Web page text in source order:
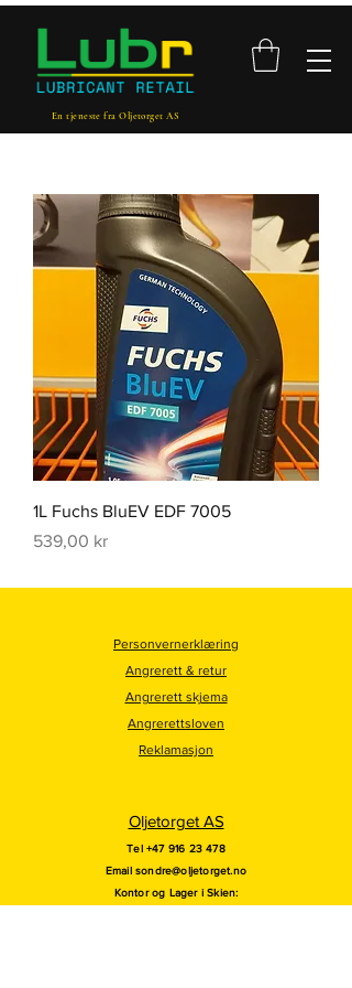
En tjeneste fra Oljetorget AS
1L Fuchs BluEV EDF 7005
Pris
539,00 kr
Personvernerklæring
Angrerett & retur
Angrerett skjema
Angrerettsloven
Reklamasjon
Oljetorget AS
Tel +47 916 23 478
Emailsondre@oljetorget.no
Kontor og Lager i Skien: